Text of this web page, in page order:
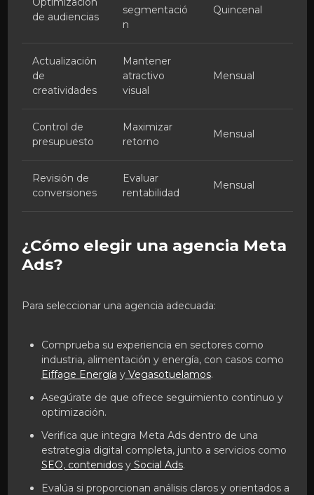
de audiencias
segmentació
n
Quincenal
Actualización
de
creatividades
Mantener
atractivo
visual
Mensual
Control de
presupuesto
Maximizar
retorno
Mensual
Revisión de
conversiones
Evaluar
rentabilidad
Mensual
¿Cómo elegir una agencia Meta
Ads?
Para seleccionar una agencia adecuada:
Comprueba su experiencia en sectores como
industria, alimentación y energía, con casos como
Eiffage Energía yVegasotuelamos.
Asegúrate de que ofrece seguimiento continuo y
optimización.
Verifica que integra Meta Ads dentro de una
estrategia digital completa, junto a servicios como
SEO,contenidosySocial Ads.
Evalúa si proporcionan análisis claros y orientados a